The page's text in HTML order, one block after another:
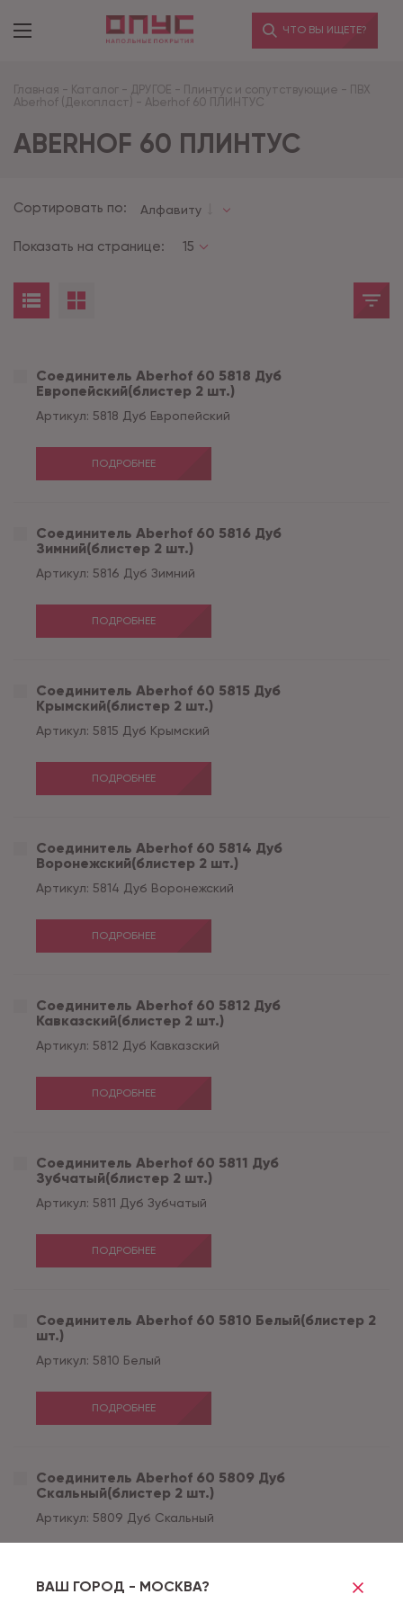
ВАШ ГОРОД - МОСКВА?
ЧТО ВЫ ИЩЕТЕ?
Главная - Каталог - ДРУГОЕ - Плинтус и сопутствующие - ПВХ
Aberhof (Декопласт) - Aberhof 60 ПЛИНТУС
ABERHOF 60 ПЛИНТУС
Сортировать по: Алфавиту
Показать на странице: 15
Соединитель Aberhof 60 5818 Дуб
Европейский(блистер 2 шт.)
Артикул: 5818 Дуб Европейский
ПОДРОБНЕЕ
Соединитель Aberhof 60 5816 Дуб
Зимний(блистер 2 шт.)
Артикул: 5816 Дуб Зимний
ПОДРОБНЕЕ
Соединитель Aberhof 60 5815 Дуб
Крымский(блистер 2 шт.)
Артикул: 5815 Дуб Крымский
ПОДРОБНЕЕ
Соединитель Aberhof 60 5814 Дуб
Воронежский(блистер 2 шт.)
Артикул: 5814 Дуб Воронежский
ПОДРОБНЕЕ
Соединитель Aberhof 60 5812 Дуб
Кавказский(блистер 2 шт.)
Артикул: 5812 Дуб Кавказский
ПОДРОБНЕЕ
Соединитель Aberhof 60 5811 Дуб
Зубчатый(блистер 2 шт.)
Артикул: 5811 Дуб Зубчатый
ПОДРОБНЕЕ
Соединитель Aberhof 60 5810 Белый(блистер 2
шт.)
Артикул: 5810 Белый
ПОДРОБНЕЕ
Соединитель Aberhof 60 5809 Дуб
Скальный(блистер 2 шт.)
Артикул: 5809 Дуб Скальный